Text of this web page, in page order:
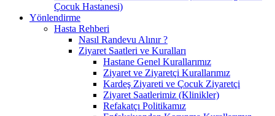
Çocuk Hastanesi)
Yönlendirme
Hasta Rehberi
Nasıl Randevu Alınır ?
Ziyaret Saatleri ve Kuralları
Hastane Genel Kurallarımız
Ziyaret ve Ziyaretçi Kurallarımız
Kardeş Ziyareti ve Çocuk Ziyaretçi
Ziyaret Saatlerimiz (Klinikler)
Refakatçı Politikamız